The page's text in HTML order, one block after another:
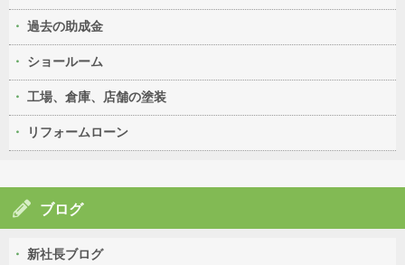
過去の助成金
ショールーム
工場、倉庫、店舗の塗装
リフォームローン
ブログ
新社長ブログ